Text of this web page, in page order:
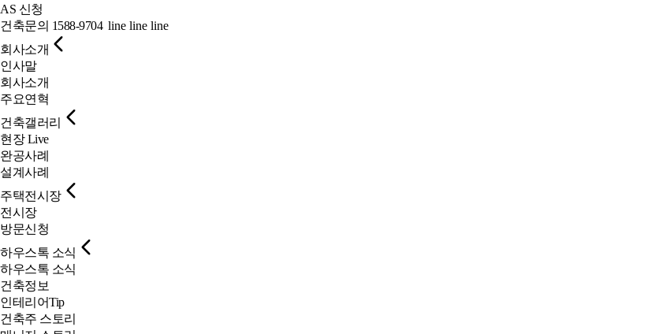
AS 신청
건축문의 1588-9704 line line line
회사소개
인사말
회사소개
주요연혁
건축갤러리
현장 Live
완공사례
설계사례
주택전시장
전시장
방문신청
하우스톡 소식
하우스톡 소식
건축정보
인테리어Tip
건축주 스토리